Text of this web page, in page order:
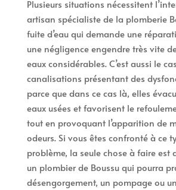
Plusieurs situations nécessitent
artisan spécialiste de la plomberie
fuite d’eau qui demande une
une négligence engendre très vite
eaux considérables. C’est aussi le
canalisations présentant des
parce que dans ce cas là, elles
eaux usées et favorisent le
tout en provoquant l’apparition de
odeurs. Si vous êtes confronté à ce
problème, la seule chose à faire est
un plombier de Boussu qui pourra
désengorgement, un pompage ou